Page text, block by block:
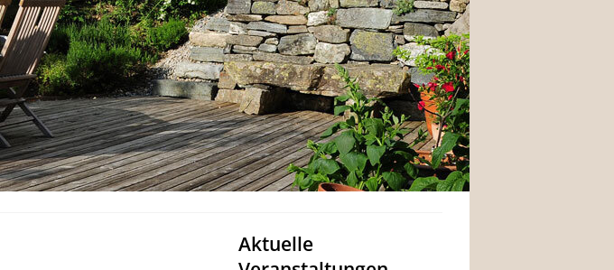
Aktuelle